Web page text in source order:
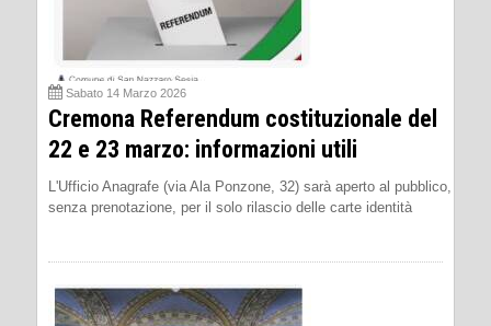
Sabato 14 Marzo 2026
Cremona Referendum costituzionale del
22 e 23 marzo: informazioni utili
L'Ufficio Anagrafe (via Ala Ponzone, 32) sarà aperto al pubblico,
senza prenotazione, per il solo rilascio delle carte identità